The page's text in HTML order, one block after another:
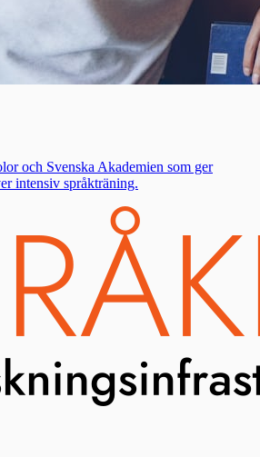
och Svenska Akademien som ger
intensiv språkträning.